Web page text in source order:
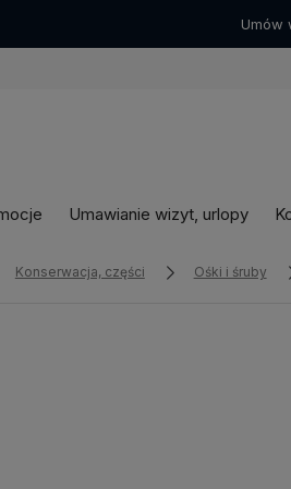
Umów
Umawianie wizyt, urlopy
Konserwacja, części Ośki i śruby